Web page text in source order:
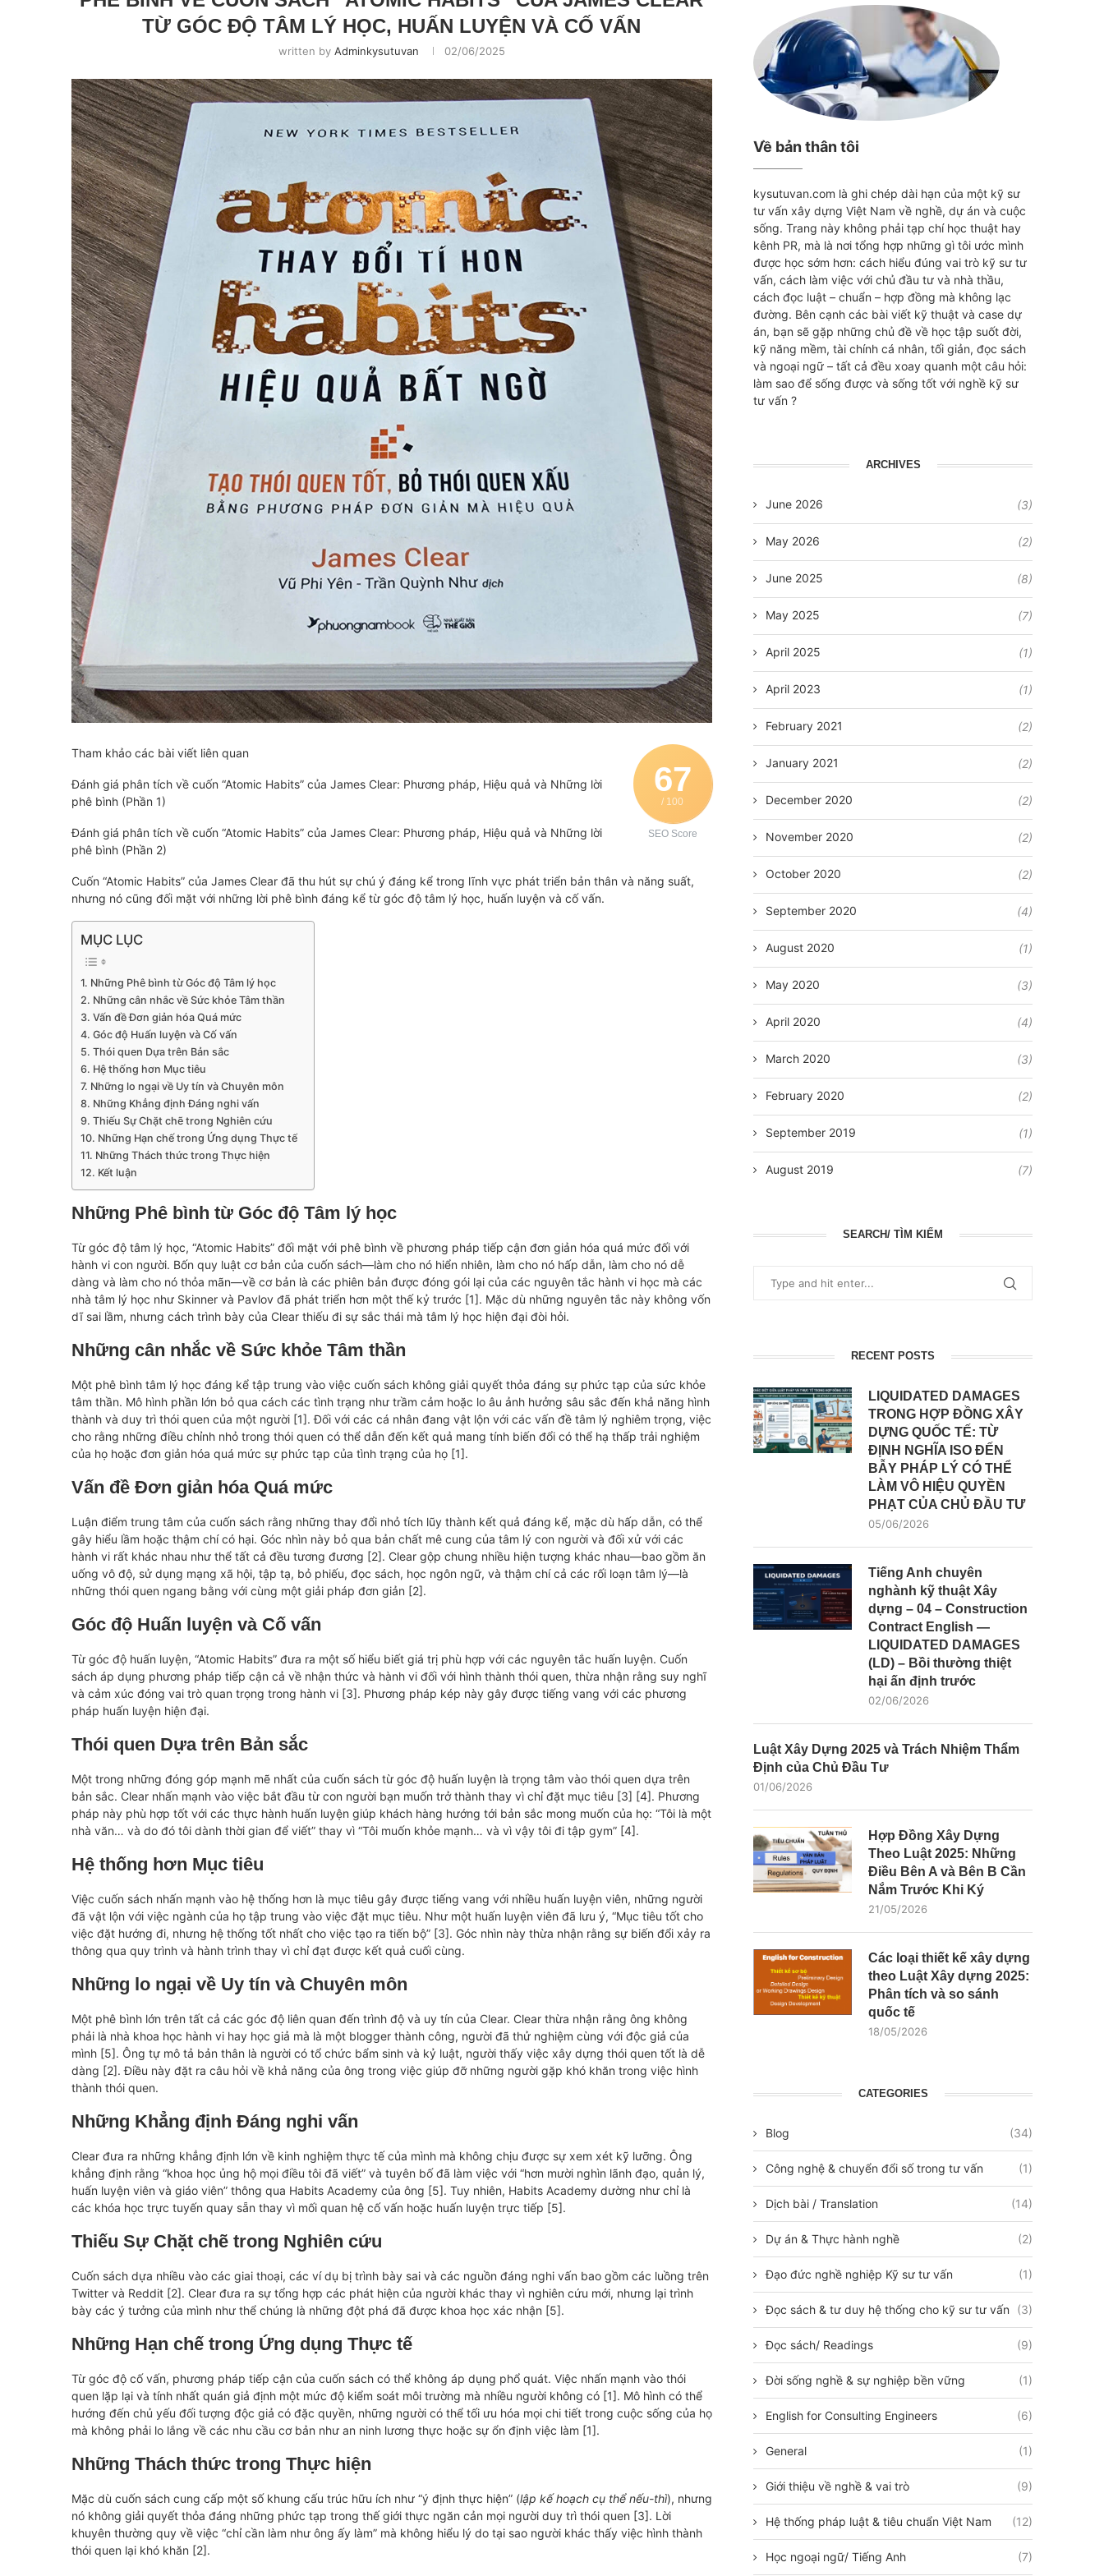
TỪ GÓC ĐỘ TÂM LÝ HỌC, HUẤN LUYỆN VÀ CỐ VẤN
written by Adminkysutuvan 02/06/2025
67
/ 100
SEO Score
Tham khảo các bài viết liên quan
Đánh giá phân tích về cuốn “Atomic Habits” của James Clear: Phương pháp, Hiệu quả và Những lời
phê bình (Phần 1)
Đánh giá phân tích về cuốn “Atomic Habits” của James Clear: Phương pháp, Hiệu quả và Những lời
phê bình (Phần 2)
Cuốn “Atomic Habits” của James Clear đã thu hút sự chú ý đáng kể trong lĩnh vực phát triển bản thân và năng suất,
nhưng nó cũng đối mặt với những lời phê bình đáng kể từ góc độ tâm lý học, huấn luyện và cố vấn.
MỤC LỤC
Những Phê bình từ Góc độ Tâm lý học
Những cân nhắc về Sức khỏe Tâm thần
Vấn đề Đơn giản hóa Quá mức
Góc độ Huấn luyện và Cố vấn
Thói quen Dựa trên Bản sắc
Hệ thống hơn Mục tiêu
Những lo ngại về Uy tín và Chuyên môn
Những Khẳng định Đáng nghi vấn
Thiếu Sự Chặt chẽ trong Nghiên cứu
Những Hạn chế trong Ứng dụng Thực tế
Những Thách thức trong Thực hiện
Kết luận
Những Phê bình từ Góc độ Tâm lý học
Từ góc độ tâm lý học, “Atomic Habits” đối mặt với phê bình về phương pháp tiếp cận đơn giản hóa quá mức đối với
hành vi con người. Bốn quy luật cơ bản của cuốn sách—làm cho nó hiển nhiên, làm cho nó hấp dẫn, làm cho nó dễ
dàng và làm cho nó thỏa mãn—về cơ bản là các phiên bản được đóng gói lại của các nguyên tắc hành vi học mà các
nhà tâm lý học như Skinner và Pavlov đã phát triển hơn một thế kỷ trước [1]. Mặc dù những nguyên tắc này không vốn
dĩ sai lầm, nhưng cách trình bày của Clear thiếu đi sự sắc thái mà tâm lý học hiện đại đòi hỏi.
Những cân nhắc về Sức khỏe Tâm thần
Một phê bình tâm lý học đáng kể tập trung vào việc cuốn sách không giải quyết thỏa đáng sự phức tạp của sức khỏe
tâm thần. Mô hình phần lớn bỏ qua cách các tình trạng như trầm cảm hoặc lo âu ảnh hưởng sâu sắc đến khả năng hình
thành và duy trì thói quen của một người [1]. Đối với các cá nhân đang vật lộn với các vấn đề tâm lý nghiêm trọng, việc
cho rằng những điều chỉnh nhỏ trong thói quen có thể dẫn đến kết quả mang tính biến đổi có thể hạ thấp trải nghiệm
của họ hoặc đơn giản hóa quá mức sự phức tạp của tình trạng của họ [1].
Vấn đề Đơn giản hóa Quá mức
Luận điểm trung tâm của cuốn sách rằng những thay đổi nhỏ tích lũy thành kết quả đáng kể, mặc dù hấp dẫn, có thể
gây hiểu lầm hoặc thậm chí có hại. Góc nhìn này bỏ qua bản chất mê cung của tâm lý con người và đối xử với các
hành vi rất khác nhau như thể tất cả đều tương đương [2]. Clear gộp chung nhiều hiện tượng khác nhau—bao gồm ăn
uống vô độ, sử dụng mạng xã hội, tập tạ, bỏ phiếu, đọc sách, học ngôn ngữ, và thậm chí cả các rối loạn tâm lý—là
những thói quen ngang bằng với cùng một giải pháp đơn giản [2].
Góc độ Huấn luyện và Cố vấn
Từ góc độ huấn luyện, “Atomic Habits” đưa ra một số hiểu biết giá trị phù hợp với các nguyên tắc huấn luyện. Cuốn
sách áp dụng phương pháp tiếp cận cả về nhận thức và hành vi đối với hình thành thói quen, thừa nhận rằng suy nghĩ
và cảm xúc đóng vai trò quan trọng trong hành vi [3]. Phương pháp kép này gây được tiếng vang với các phương
pháp huấn luyện hiện đại.
Thói quen Dựa trên Bản sắc
Một trong những đóng góp mạnh mẽ nhất của cuốn sách từ góc độ huấn luyện là trọng tâm vào thói quen dựa trên
bản sắc. Clear nhấn mạnh vào việc bắt đầu từ con người bạn muốn trở thành thay vì chỉ đặt mục tiêu [3] [4]. Phương
pháp này phù hợp tốt với các thực hành huấn luyện giúp khách hàng hướng tới bản sắc mong muốn của họ: “Tôi là một
nhà văn… và do đó tôi dành thời gian để viết” thay vì “Tôi muốn khỏe mạnh… và vì vậy tôi đi tập gym” [4].
Hệ thống hơn Mục tiêu
Việc cuốn sách nhấn mạnh vào hệ thống hơn là mục tiêu gây được tiếng vang với nhiều huấn luyện viên, những người
đã vật lộn với việc ngành của họ tập trung vào việc đặt mục tiêu. Như một huấn luyện viên đã lưu ý, “Mục tiêu tốt cho
việc đặt hướng đi, nhưng hệ thống tốt nhất cho việc tạo ra tiến bộ” [3]. Góc nhìn này thừa nhận rằng sự biến đổi xảy ra
thông qua quy trình và hành trình thay vì chỉ đạt được kết quả cuối cùng.
Những lo ngại về Uy tín và Chuyên môn
Một phê bình lớn trên tất cả các góc độ liên quan đến trình độ và uy tín của Clear. Clear thừa nhận rằng ông không
phải là nhà khoa học hành vi hay học giả mà là một blogger thành công, người đã thử nghiệm cùng với độc giả của
mình [5]. Ông tự mô tả bản thân là người có tổ chức bẩm sinh và kỷ luật, người thấy việc xây dựng thói quen tốt là dễ
dàng [2]. Điều này đặt ra câu hỏi về khả năng của ông trong việc giúp đỡ những người gặp khó khăn trong việc hình
thành thói quen.
Những Khẳng định Đáng nghi vấn
Clear đưa ra những khẳng định lớn về kinh nghiệm thực tế của mình mà không chịu được sự xem xét kỹ lưỡng. Ông
khẳng định rằng “khoa học ủng hộ mọi điều tôi đã viết” và tuyên bố đã làm việc với “hơn mười nghìn lãnh đạo, quản lý,
huấn luyện viên và giáo viên” thông qua Habits Academy của ông [5]. Tuy nhiên, Habits Academy dường như chỉ là
các khóa học trực tuyến quay sẵn thay vì mối quan hệ cố vấn hoặc huấn luyện trực tiếp [5].
Thiếu Sự Chặt chẽ trong Nghiên cứu
Cuốn sách dựa nhiều vào các giai thoại, các ví dụ bị trình bày sai và các nguồn đáng nghi vấn bao gồm các luồng trên
Twitter và Reddit [2]. Clear đưa ra sự tổng hợp các phát hiện của người khác thay vì nghiên cứu mới, nhưng lại trình
bày các ý tưởng của mình như thể chúng là những đột phá đã được khoa học xác nhận [5].
Những Hạn chế trong Ứng dụng Thực tế
Từ góc độ cố vấn, phương pháp tiếp cận của cuốn sách có thể không áp dụng phổ quát. Việc nhấn mạnh vào thói
quen lặp lại và tính nhất quán giả định một mức độ kiểm soát môi trường mà nhiều người không có [1]. Mô hình có thể
hướng đến chủ yếu đối tượng độc giả có đặc quyền, những người có thể tối ưu hóa mọi chi tiết trong cuộc sống của họ
mà không phải lo lắng về các nhu cầu cơ bản như an ninh lương thực hoặc sự ổn định việc làm [1].
Những Thách thức trong Thực hiện
Mặc dù cuốn sách cung cấp một số khung cấu trúc hữu ích như “ý định thực hiện” (lập kế hoạch cụ thể nếu-thì), nhưng
nó không giải quyết thỏa đáng những phức tạp trong thế giới thực ngăn cản mọi người duy trì thói quen [3]. Lời
khuyên thường quy về việc “chỉ cần làm như ông ấy làm” mà không hiểu lý do tại sao người khác thấy việc hình thành
thói quen lại khó khăn [2].
Về bản thân tôi
kysutuvan.com là ghi chép dài hạn của một kỹ sư
tư vấn xây dựng Việt Nam về nghề, dự án và cuộc
sống. Trang này không phải tạp chí học thuật hay
kênh PR, mà là nơi tổng hợp những gì tôi ước mình
được học sớm hơn: cách hiểu đúng vai trò kỹ sư tư
vấn, cách làm việc với chủ đầu tư và nhà thầu,
cách đọc luật – chuẩn – hợp đồng mà không lạc
đường. Bên cạnh các bài viết kỹ thuật và case dự
án, bạn sẽ gặp những chủ đề về học tập suốt đời,
kỹ năng mềm, tài chính cá nhân, tối giản, đọc sách
và ngoại ngữ – tất cả đều xoay quanh một câu hỏi:
làm sao để sống được và sống tốt với nghề kỹ sư
tư vấn ?
ARCHIVES
June 2026 (3)
May 2026 (2)
June 2025 (8)
May 2025 (7)
April 2025 (1)
April 2023 (1)
February 2021 (2)
January 2021 (2)
December 2020 (2)
November 2020 (2)
October 2020 (2)
September 2020 (4)
August 2020 (1)
May 2020 (3)
April 2020 (4)
March 2020 (3)
February 2020 (2)
September 2019 (1)
August 2019 (7)
SEARCH/ TÌM KIẾM
RECENT POSTS
LIQUIDATED DAMAGES
TRONG HỢP ĐỒNG XÂY
DỰNG QUỐC TẾ: TỪ
ĐỊNH NGHĨA ISO ĐẾN
BẪY PHÁP LÝ CÓ THỂ
LÀM VÔ HIỆU QUYỀN
PHẠT CỦA CHỦ ĐẦU TƯ
05/06/2026
Tiếng Anh chuyên
nghành kỹ thuật Xây
dựng – 04 – Construction
Contract English —
LIQUIDATED DAMAGES
(LD) – Bồi thường thiệt
hại ấn định trước
02/06/2026
Luật Xây Dựng 2025 và Trách Nhiệm Thẩm
Định của Chủ Đầu Tư
01/06/2026
Hợp Đồng Xây Dựng
Theo Luật 2025: Những
Điều Bên A và Bên B Cần
Nắm Trước Khi Ký
21/05/2026
Các loại thiết kế xây dựng
theo Luật Xây dựng 2025:
Phân tích và so sánh
quốc tế
18/05/2026
CATEGORIES
Blog (34)
Công nghệ & chuyển đổi số trong tư vấn (1)
Dịch bài / Translation (14)
Dự án & Thực hành nghề (2)
Đạo đức nghề nghiệp Kỹ sư tư vấn (1)
Đọc sách & tư duy hệ thống cho kỹ sư tư vấn (3)
Đọc sách/ Readings (9)
Đời sống nghề & sự nghiệp bền vững (1)
English for Consulting Engineers (6)
General (1)
Giới thiệu về nghề & vai trò (9)
Hệ thống pháp luật & tiêu chuẩn Việt Nam (12)
Học ngoại ngữ/ Tiếng Anh (7)